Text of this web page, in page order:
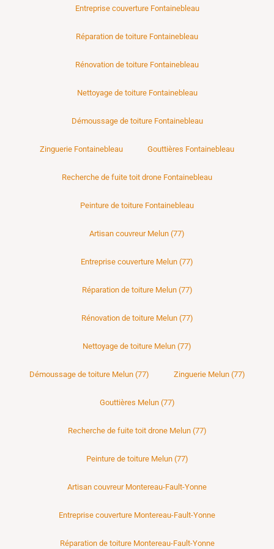
Entreprise couverture Fontainebleau
Réparation de toiture Fontainebleau
Rénovation de toiture Fontainebleau
Nettoyage de toiture Fontainebleau
Démoussage de toiture Fontainebleau
Zinguerie Fontainebleau Gouttières Fontainebleau
Recherche de fuite toit drone Fontainebleau
Peinture de toiture Fontainebleau
Artisan couvreur Melun (77)
Entreprise couverture Melun (77)
Réparation de toiture Melun (77)
Rénovation de toiture Melun (77)
Nettoyage de toiture Melun (77)
Démoussage de toiture Melun (77) Zinguerie Melun (77)
Gouttières Melun (77)
Recherche de fuite toit drone Melun (77)
Peinture de toiture Melun (77)
Artisan couvreur Montereau-Fault-Yonne
Entreprise couverture Montereau-Fault-Yonne
Réparation de toiture Montereau-Fault-Yonne